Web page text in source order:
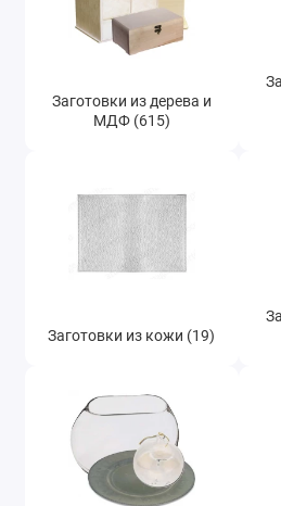
Фурнитура для шкатулок (120)
Декоративные рамочки
Заготовки из лозы, прутьев
Заготовки из фетра, шерсти
Заготовки из дерева и
МДФ (615)
Заготовки из кожи (19)